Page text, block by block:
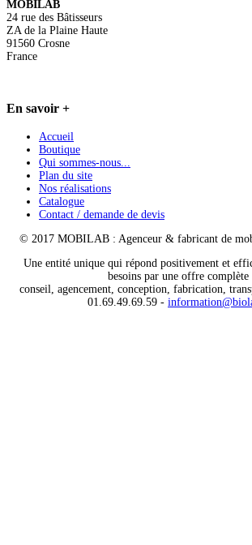
MOBILAB
24 rue des Bâtisseurs
ZA de la Plaine Haute
91560 Crosne
France
En savoir +
Accueil
Boutique
Qui sommes-nous...
Plan du site
Nos réalisations
Catalogue
Contact / demande de devis
© 2017 MOBILAB : Agenceur & fabricant de
Une entité unique qui répond positivement et
besoins par une offre complète
conseil, agencement, conception, fabrication,
01.69.49.69.59 -